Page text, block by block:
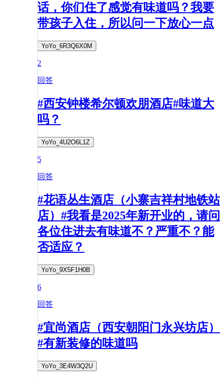
话，你们住了感觉有味道吗？我要
带孩子入住，所以问一下放心一点
YoYo_6R3Q6X0M
2
回答
#西安钟楼希尔顿欢朋酒店#味道大
吗？
YoYo_4U2O6L1Z
5
回答
#花语丛生酒店（小寨吉祥村地铁站
店）#我看是2025年新开业的，请问
各位住进去有味道不？严重不？能
否适应？
YoYo_9X5F1H0B
6
回答
#宜尚酒店（西安朝阳门永兴坊店）
#有新装修的味道吗
YoYo_3E4W3Q2U